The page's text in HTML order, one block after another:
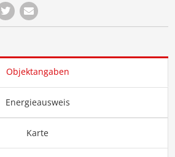
Objektangaben
Energieausweis
Karte